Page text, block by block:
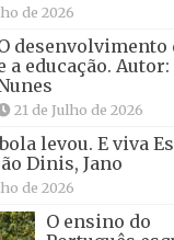
de 2026
desenvolvimento
a educação.
21 de Julho de 2026
levou. E viva
Dinis, Jano
de 2026
O ensino do